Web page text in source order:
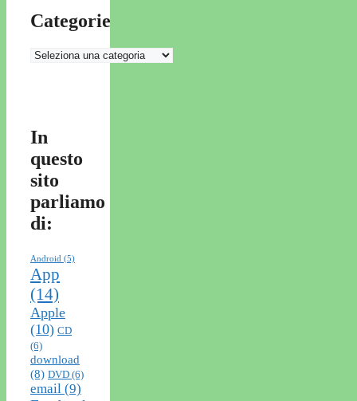
Categorie
Categorie
In
questo
sito
parliamo
di:
Android (5)
App
(14)
Apple
(10) CD
(6)
download
(8) DVD (6)
email (9)